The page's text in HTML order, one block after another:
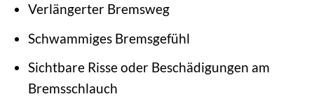
Verlängerter Bremsweg
Schwammiges Bremsgefühl
Sichtbare Risse oder Beschädigungen am
Bremsschlauch